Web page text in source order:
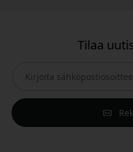
Tilaa